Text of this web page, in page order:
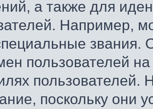
а также для
Например,
звания.
пользователей
поскольку они